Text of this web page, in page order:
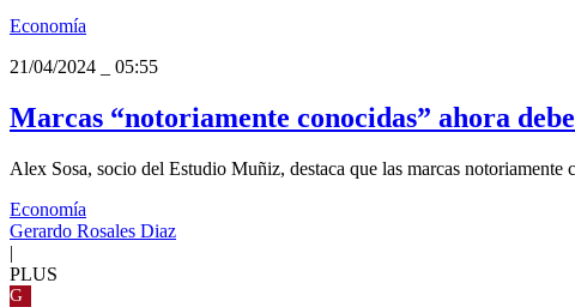
Economía
21/04/2024
05:55
Marcas “notoriamente conocidas” ahora
Alex Sosa, socio del Estudio Muñiz, destaca que las marcas
Economía
Gerardo Rosales Diaz
|
PLUS
G